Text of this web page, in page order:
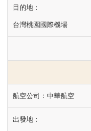
台灣桃園國際機場
中華航空